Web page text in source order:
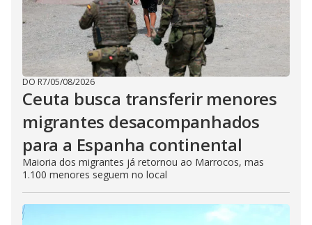
DO R7/05/08/2026
Ceuta busca transferir menores
migrantes desacompanhados
para a Espanha continental
Maioria dos migrantes já retornou ao Marrocos, mas
1.100 menores seguem no local